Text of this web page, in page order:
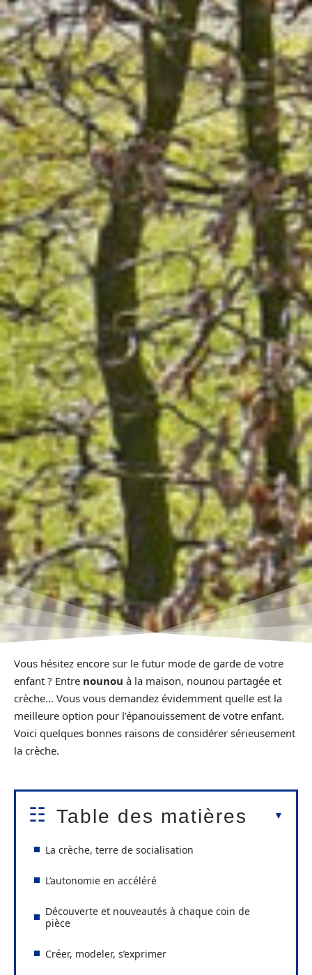
Vous hésitez encore sur le futur mode de garde de votre
enfant ? Entre nounou à la maison, nounou partagée et
crèche… Vous vous demandez évidemment quelle est la
meilleure option pour l’épanouissement de votre enfant.
Voici quelques bonnes raisons de considérer sérieusement
la crèche.
Table des matières
La crèche, terre de socialisation
L’autonomie en accéléré
Découverte et nouveautés à chaque coin de
pièce
Créer, modeler, s’exprimer